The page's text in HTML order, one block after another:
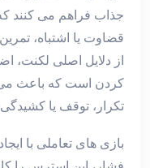
جذاب فراهم می ‌کنند
قضاوت یا اشتباه،
از دلایل اصلی
کردن است که باعث می‌
تکرار، توقف یا
بازی ‌های تعاملی با